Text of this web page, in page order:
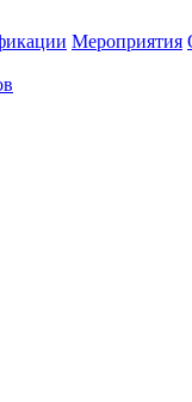
Мероприятия